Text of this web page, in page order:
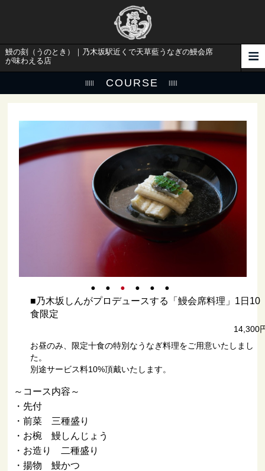
鰻の刻（うのとき）｜乃木坂駅近くで天草藍うなぎの鰻会席
が味わえる店
COURSE
■乃木坂しんがプロデュースする「鰻会席料理」1日10
食限定
14,300
お昼のみ、限定十食の特別なうなぎ料理をご用意いたしまし
た。
別途サービス料10%頂戴いたします。
～コース内容～
・先付
・前菜 三種盛り
・お椀 鰻しんじょう
・お造り 二種盛り
・揚物 鰻かつ